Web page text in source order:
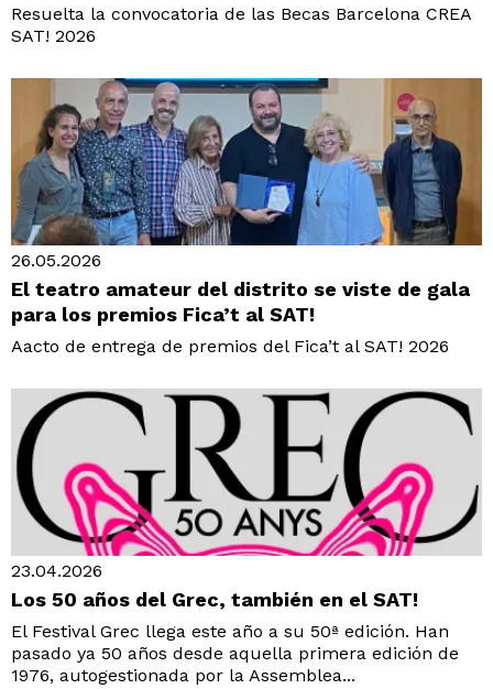
Resuelta la convocatoria de las Becas Barcelona CREA
SAT! 2026
26.05.2026
El teatro amateur del distrito se viste de gala
para los premios Fica’t al SAT!
Aacto de entrega de premios del Fica’t al SAT! 2026
23.04.2026
Los 50 años del Grec, también en el SAT!
El Festival Grec llega este año a su 50ª edición. Han
pasado ya 50 años desde aquella primera edición de
1976, autogestionada por la Assemblea...